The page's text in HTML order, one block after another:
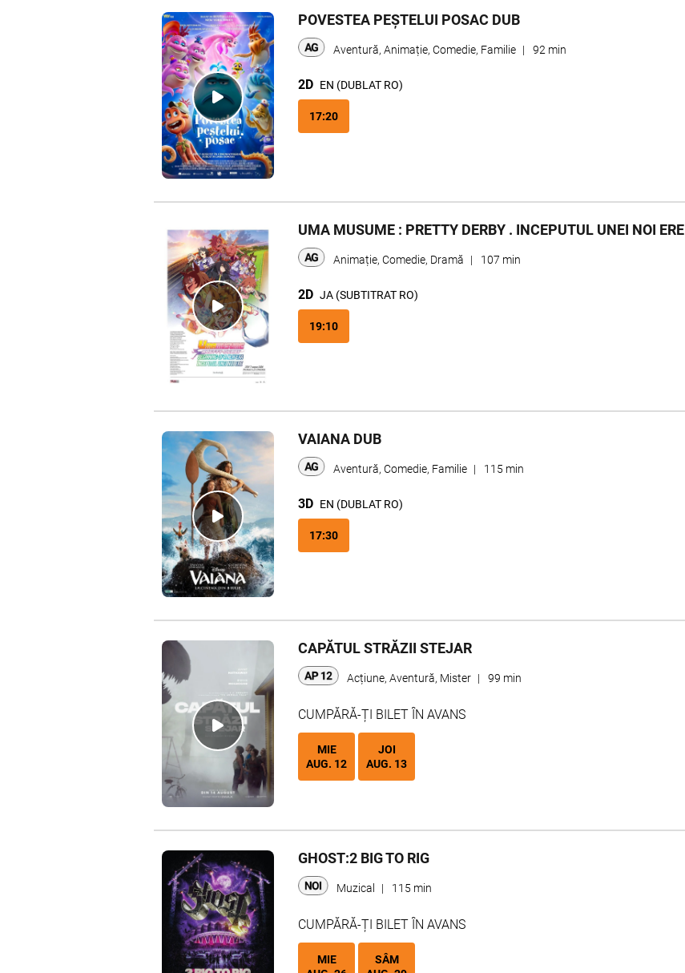
POVESTEA PEȘTELUI POSAC DUB
Aventură, Animație, Comedie, Familie | 92 min
2D EN (DUBLAT RO)
17:20
UMA MUSUME : PRETTY DERBY . INCEPUTUL UNEI NOI ERE
Animație, Comedie, Dramă | 107 min
2D JA (SUBTITRAT RO)
19:10
VAIANA DUB
Aventură, Comedie, Familie | 115 min
3D EN (DUBLAT RO)
17:30
CAPĂTUL STRĂZII STEJAR
Acțiune, Aventură, Mister | 99 min
CUMPĂRĂ-ȚI BILET ÎN AVANS
MIE
AUG. 12
JOI
AUG. 13
GHOST:2 BIG TO RIG
Muzical | 115 min
CUMPĂRĂ-ȚI BILET ÎN AVANS
MIE
SÂM